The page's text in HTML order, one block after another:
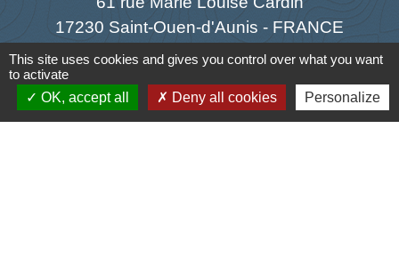
17230 Saint-Ouen-d'Aunis - FRANCE
+33 5 46 01 40 64
Contact par formulaire
This site uses cookies and gives you control over what you want
to activate
OK, accept all
Deny all cookies Personalize